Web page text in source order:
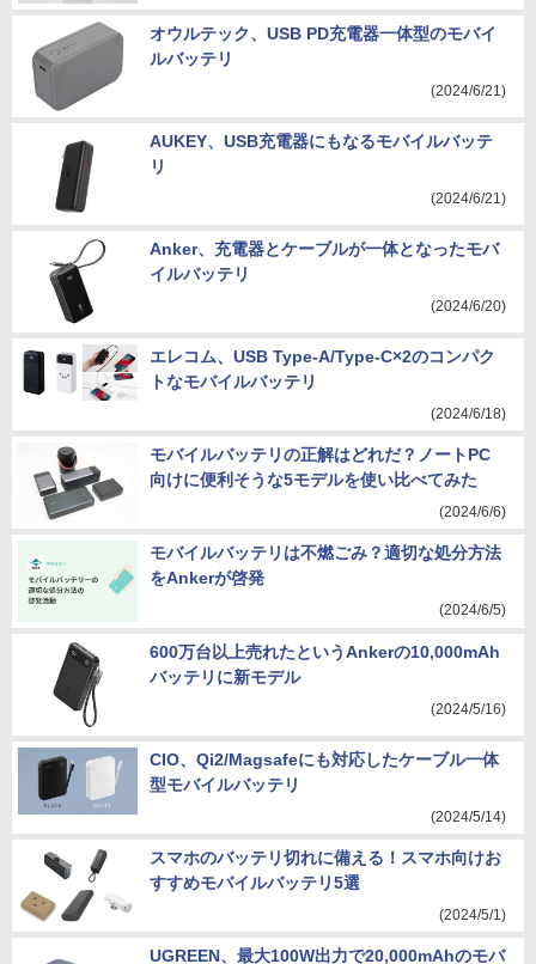
オウルテック、USB PD充電器一体型のモバイ
ルバッテリ
(2024/6/21)
AUKEY、USB充電器にもなるモバイルバッテ
リ
(2024/6/21)
Anker、充電器とケーブルが一体となったモバ
イルバッテリ
(2024/6/20)
エレコム、USB Type-A/Type-C×2のコンパク
トなモバイルバッテリ
(2024/6/18)
モバイルバッテリの正解はどれだ？ノートPC
向けに便利そうな5モデルを使い比べてみた
(2024/6/6)
モバイルバッテリは不燃ごみ？適切な処分方法
をAnkerが啓発
(2024/6/5)
600万台以上売れたというAnkerの10,000mAh
バッテリに新モデル
(2024/5/16)
CIO、Qi2/Magsafeにも対応したケーブル一体
型モバイルバッテリ
(2024/5/14)
スマホのバッテリ切れに備える！スマホ向けお
すすめモバイルバッテリ5選
(2024/5/1)
UGREEN、最大100W出力で20,000mAhのモバ